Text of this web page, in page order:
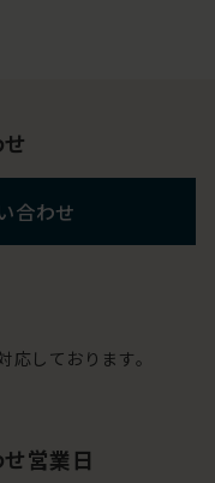
合わせ
しております。
営業日